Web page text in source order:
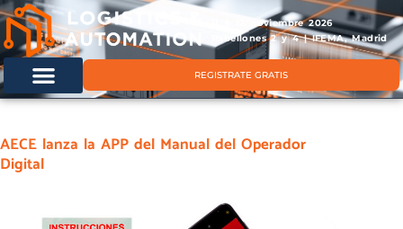
11 & 12 noviembre 2026
Pabellones 2 y 4 | IFEMA, Madrid
REGISTRATE GRATIS
AECE lanza la APP del Manual del Operador
Digital